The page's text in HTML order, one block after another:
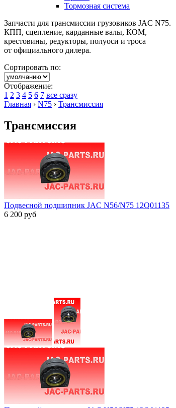
Тормозная система
Запчасти для трансмиссии грузовиков JAC N75.
КПП, сцепление, карданные валы, КОМ,
крестовины, редукторы, полуоси и троса
от официального дилера.
Сортировать по:
Отображение:
1 2 3 4 5 6 7 все сразу
Главная › N75 › Трансмиссия
Трансмиссия
Подвесной подшипник JAC N56/N75 12Q01135
6 200 руб